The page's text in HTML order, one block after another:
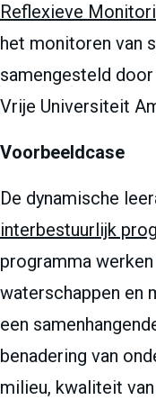
Reflexieve
het monitoren van
samengesteld
Vrije Universiteit
Voorbeeldcase
De dynamische
interbestuurlijk
programma
waterschappen en
een
benadering van
milieu, kwaliteit